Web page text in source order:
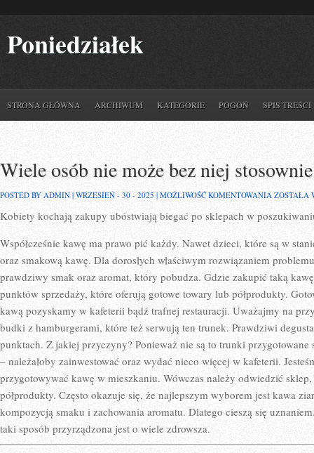
Poniedziałek
STRONA GŁÓWNA ARCHIWUM KATEGORIE POGOŃ SPIS TREŚCI
Wiele osób nie może bez niej
POSTED BY ADMIN | WRZESIEŃ - 30 - 2025 | MOŻLIWOŚĆ KOMENTOWANIA WIELE
NIE
NIEJ
ZOSTAŁA
Kobiety kochają zakupy ubóstwiają biegać po sklepach w
Współcześnie kawę ma prawo pić każdy. Nawet dzieci, które są w
oraz smakową kawę. Dla dorosłych właściwym rozwiązaniem
prawdziwy smak oraz aromat, który pobudza. Gdzie zakupić taką
punktów sprzedaży, które oferują gotowe towary lub półprodukty.
kawą pozyskamy w kafeterii bądź trafnej restauracji. Uważajmy na
budki z hamburgerami, które też serwują ten trunek. Prawdziwi
punktach. Z jakiej przyczyny? Ponieważ nie są to trunki
– należałoby zainwestować oraz wydać nieco więcej w kafeterii.
przygotowywać kawę w mieszkaniu. Wówczas należy odwiedzić
półprodukty. Często okazuje się, że najlepszym wyborem jest kawa
kompozycją smaku i zachowania aromatu. Dlatego cieszą się
taki sposób przyrządzona jest o wiele zdrowsza.